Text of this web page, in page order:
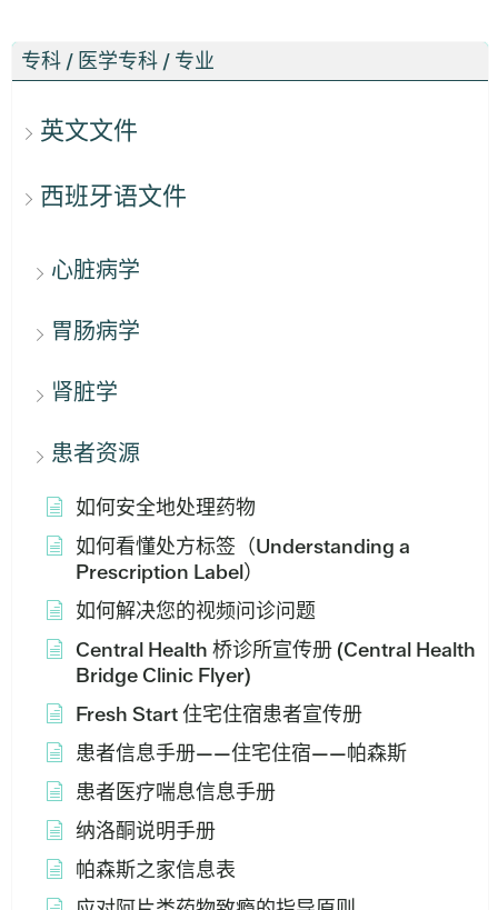
专科 / 医学专科 / 专业
英文文件
西班牙语文件
心脏病学
胃肠病学
肾脏学
患者资源
如何安全地处理药物
如何看懂处方标签（Understanding a
Prescription Label）
如何解决您的视频问诊问题
Central Health 桥诊所宣传册 (Central Health
Bridge Clinic Flyer)
Fresh Start 住宅住宿患者宣传册
患者信息手册——住宅住宿——帕森斯
患者医疗喘息信息手册
纳洛酮说明手册
帕森斯之家信息表